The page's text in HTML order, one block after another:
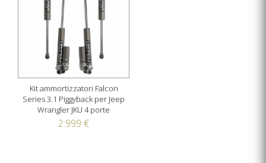
Kit ammortizzatori Falcon
Series 3.1 Piggyback per Jeep
Wrangler JKU 4 porte
2.999 €